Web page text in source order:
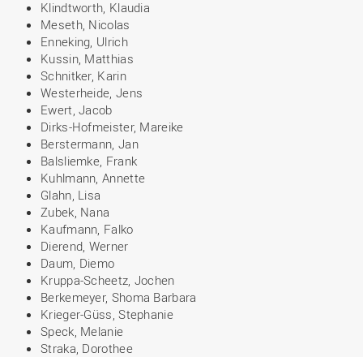
Klindtworth, Klaudia
Meseth, Nicolas
Enneking, Ulrich
Kussin, Matthias
Schnitker, Karin
Westerheide, Jens
Ewert, Jacob
Dirks-Hofmeister, Mareike
Berstermann, Jan
Balsliemke, Frank
Kuhlmann, Annette
Glahn, Lisa
Zubek, Nana
Kaufmann, Falko
Dierend, Werner
Daum, Diemo
Kruppa-Scheetz, Jochen
Berkemeyer, Shoma Barbara
Krieger-Güss, Stephanie
Speck, Melanie
Straka, Dorothee